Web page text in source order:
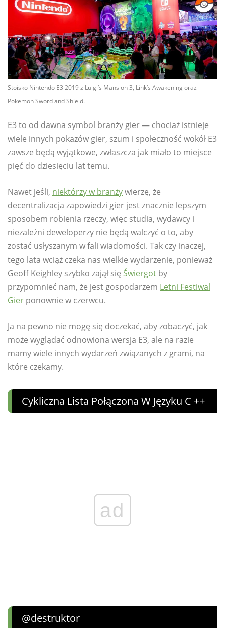
Stoisko Nintendo E3 2019 z Luigi’s Mansion 3, Link’s Awakening oraz
Pokemon Sword and Shield.
E3 to od dawna symbol branży gier — chociaż istnieje
wiele innych pokazów gier, szum i społeczność wokół E3
zawsze będą wyjątkowe, zwłaszcza jak miało to miejsce
pięć do dziesięciu lat temu.
Nawet jeśli, niektórzy w branżywierzę, że
decentralizacja zapowiedzi gier jest znacznie lepszym
sposobem robienia rzeczy, więc studia, wydawcy i
niezależni deweloperzy nie będą walczyć o to, aby
zostać usłyszanym w fali wiadomości. Tak czy inaczej,
tego lata wciąż czeka nas wielkie wydarzenie, ponieważ
Geoff Keighley szybko zajął się Świergot by
przypomnieć nam, że jest gospodarzem Letni Festiwal
Gier ponownie w czerwcu.
Ja na pewno nie mogę się doczekać, aby zobaczyć, jak
może wyglądać odnowiona wersja E3, ale na razie
mamy wiele innych wydarzeń związanych z grami, na
które czekamy.
Cykliczna Lista Połączona W Języku C ++
ad
@destruktor